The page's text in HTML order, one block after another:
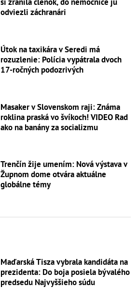
odviezli záchranári
Útok na taxikára v Seredi má
rozuzlenie: Polícia vypátrala dvoch
17-ročných podozrivých
Masaker v Slovenskom raji: Známa
roklina praská vo švíkoch! VIDEO Rad
ako na banány za socializmu
Trenčín žije umením: Nová výstava v
Župnom dome otvára aktuálne
globálne témy
Maďarská Tisza vybrala kandidáta na
prezidenta: Do boja posiela bývalého
predsedu Najvyššieho súdu